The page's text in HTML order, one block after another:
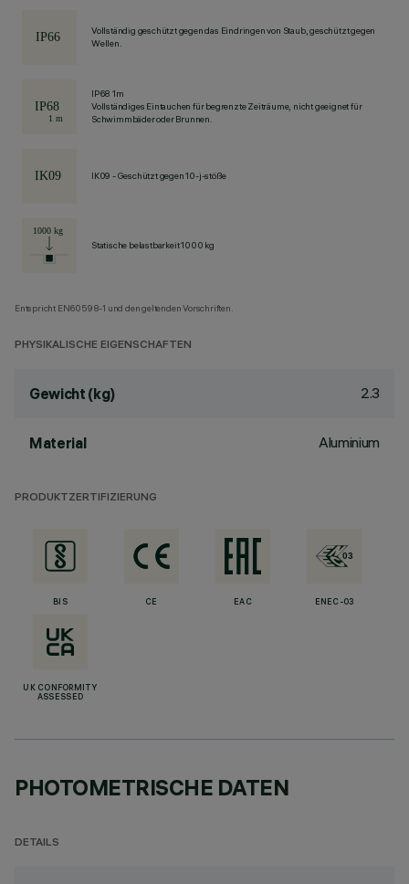
Vollständig geschützt gegen das Eindringen von Staub, geschützt gegen
Wellen.
IP68 1m
Vollständiges Eintauchen für begrenzte Zeiträume, nicht geeignet für
Schwimmbäder oder Brunnen.
IK09 - Geschützt gegen 10-j-stöße
Statische belastbarkeit 1000 kg
Entspricht EN60598-1 und den geltenden Vorschriften.
PHYSIKALISCHE EIGENSCHAFTEN
Gewicht (kg) 2.3
Material Aluminium
PRODUKTZERTIFIZIERUNG
BIS CE EAC ENEC-03
UK CONFORMITY
ASSESSED
PHOTOMETRISCHE DATEN
DETAILS